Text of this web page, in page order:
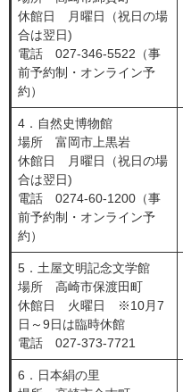
休館日 月曜日（祝日の場
合は翌日)
電話 027-346-5522（事
前予約制・オンライン予
約）
4．自然史博物館
場所 富岡市上黒岩
休館日 月曜日（祝日の場
合は翌日)
電話 0274-60-1200（事
前予約制・オンライン予
約）
5．土屋文明記念文学館
場所 高崎市保渡田町
休館日 火曜日 ※10月7
日～9日は臨時休館
電話 027-373-7721
6．日本絹の里